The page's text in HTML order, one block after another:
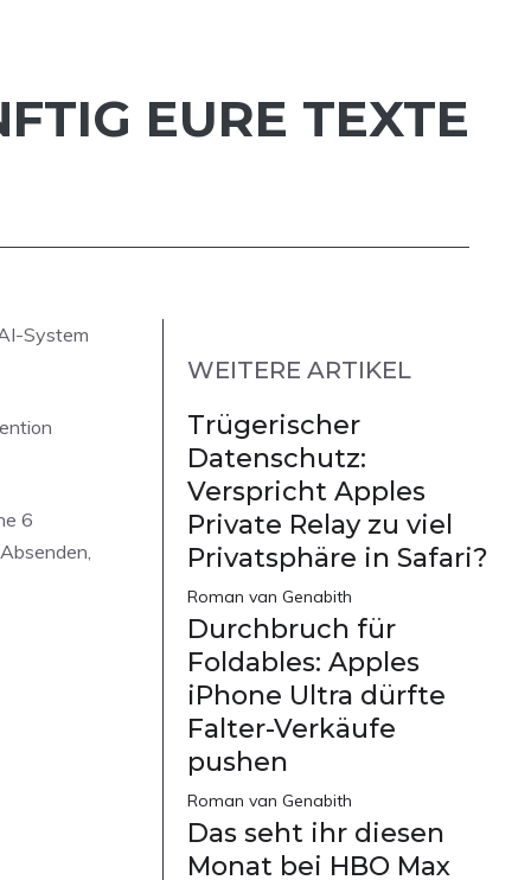
EURE TEXTE
System
6
WEITERE ARTIKEL
Trügerischer
Datenschutz:
Verspricht Apples
Private Relay zu viel
Privatsphäre in Safari?
Roman van Genabith
Durchbruch für
Foldables: Apples
iPhone Ultra dürfte
Falter-Verkäufe
pushen
Roman van Genabith
Das seht ihr diesen
Monat bei HBO Max